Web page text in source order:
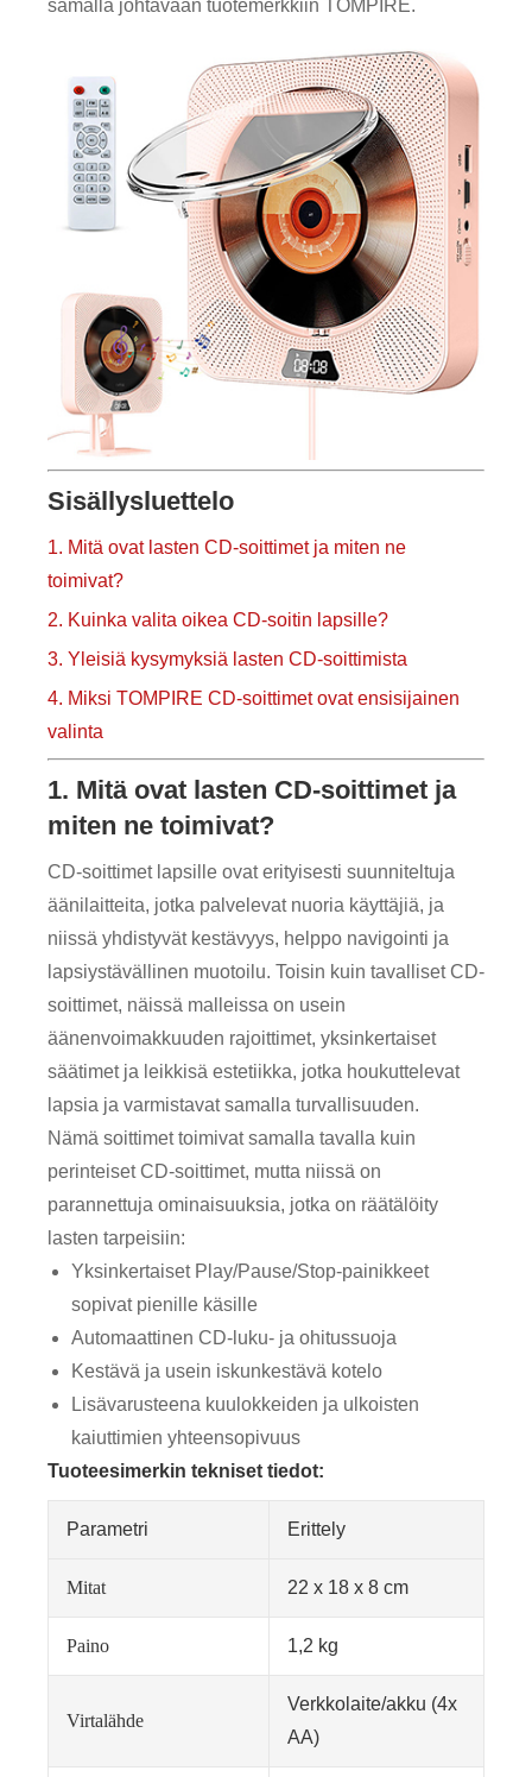
samalla johtavaan tuotemerkkiin TOMPIRE.
Sisällysluettelo
1. Mitä ovat lasten CD-soittimet ja miten ne
toimivat?
2. Kuinka valita oikea CD-soitin lapsille?
3. Yleisiä kysymyksiä lasten CD-soittimista
4. Miksi TOMPIRE CD-soittimet ovat ensisijainen
valinta
1. Mitä ovat lasten CD-soittimet ja
miten ne toimivat?
CD-soittimet lapsille ovat erityisesti suunniteltuja
äänilaitteita, jotka palvelevat nuoria käyttäjiä, ja
niissä yhdistyvät kestävyys, helppo navigointi ja
lapsiystävällinen muotoilu. Toisin kuin tavalliset CD-
soittimet, näissä malleissa on usein
äänenvoimakkuuden rajoittimet, yksinkertaiset
säätimet ja leikkisä estetiikka, jotka houkuttelevat
lapsia ja varmistavat samalla turvallisuuden.
Nämä soittimet toimivat samalla tavalla kuin
perinteiset CD-soittimet, mutta niissä on
parannettuja ominaisuuksia, jotka on räätälöity
lasten tarpeisiin:
Yksinkertaiset Play/Pause/Stop-painikkeet
sopivat pienille käsille
Automaattinen CD-luku- ja ohitussuoja
Kestävä ja usein iskunkestävä kotelo
Lisävarusteena kuulokkeiden ja ulkoisten
kaiuttimien yhteensopivuus
Tuoteesimerkin tekniset tiedot:
Parametri Erittely
Mitat 22 x 18 x 8 cm
Paino 1,2 kg
Virtalähde
Verkkolaite/akku (4x
AA)